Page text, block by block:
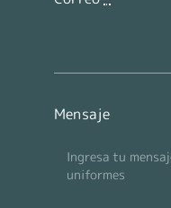
Mensaje